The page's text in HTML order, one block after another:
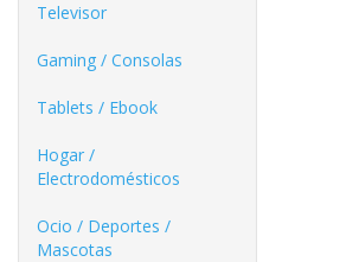
Televisor
Gaming / Consolas
Tablets / Ebook
Hogar /
Electrodomésticos
Ocio / Deportes /
Mascotas